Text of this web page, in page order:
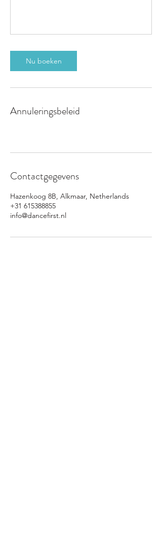
Nu boeken
Annuleringsbeleid
Contactgegevens
Hazenkoog 8B, Alkmaar, Netherlands
+31 615388855
info@dancefirst.nl